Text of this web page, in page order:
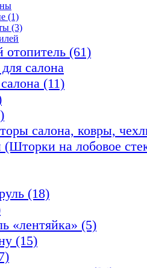
(1)
(3)
(61)
салона
(11)
салона, ковры,
на лобовое
(18)
«лентяйка» (5)
(15)